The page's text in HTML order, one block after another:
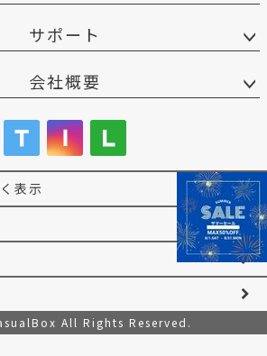
サポート
会社概要
表示
All Rights Reserved.